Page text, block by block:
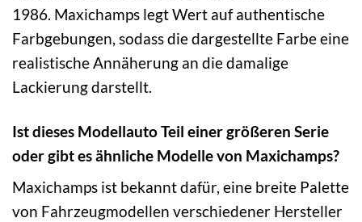
1986. Maxichamps legt Wert auf authentische
Farbgebungen, sodass die dargestellte Farbe eine
realistische Annäherung an die damalige
Lackierung darstellt.
Ist dieses Modellauto Teil einer größeren Serie
oder gibt es ähnliche Modelle von Maxichamps?
Maxichamps ist bekannt dafür, eine breite Palette
von Fahrzeugmodellen verschiedener Hersteller